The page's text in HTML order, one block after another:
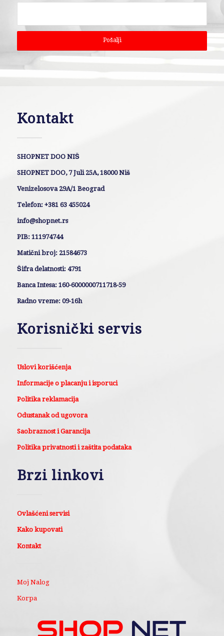
Kontakt
SHOPNET DOO NIŠ
SHOPNET DOO, 7 Juli 25A, 18000 Niš
Venizelosova 29A/1 Beograd
Telefon: +381 63 455024
info@shopnet.rs
PIB: 111974744
Matični broj: 21584673
Šifra delatnosti: 4791
Banca Intesa: 160-6000000711718-59
Radno vreme: 09-16h
Korisnički servis
Uslovi korišćenja
Informacije o placanju i isporuci
Politika reklamacija
Odustanak od ugovora
Saobraznost i Garancija
Politika privatnosti i zaštita podataka
Brzi linkovi
Ovlašćeni servisi
Kako kupovati
Kontakt
Moj Nalog
Korpa